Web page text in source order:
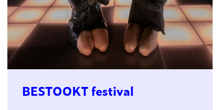
BESTOOKT festival